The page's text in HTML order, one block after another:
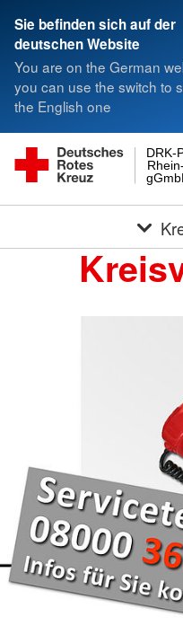
Sie befinden sich auf der
deutschen Website
You are on the German
you can use the switch to
the English one
DRK-